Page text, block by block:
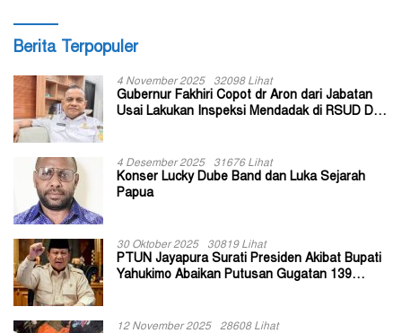
Berita Terpopuler
4 November 2025 32098 Lihat
Gubernur Fakhiri Copot dr Aron dari Jabatan
Usai Lakukan Inspeksi Mendadak di RSUD Dok
4 Desember 2025 31676 Lihat
Konser Lucky Dube Band dan Luka Sejarah
Papua
30 Oktober 2025 30819 Lihat
PTUN Jayapura Surati Presiden Akibat Bupati
Yahukimo Abaikan Putusan Gugatan 139
12 November 2025 28608 Lihat